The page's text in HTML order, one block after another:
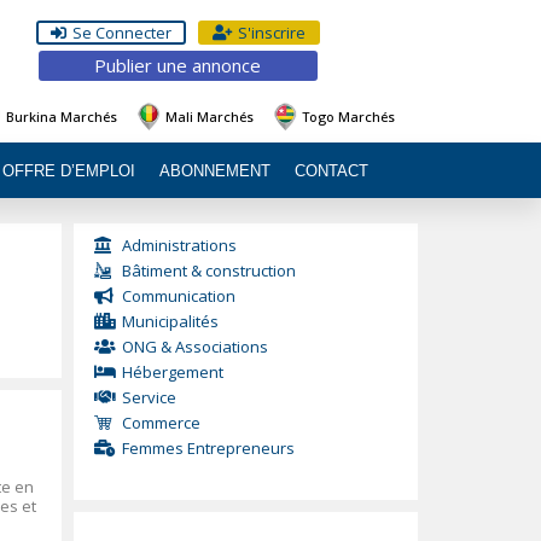
Se Connecter S'inscrire
Publier une annonce
Burkina Marchés Mali Marchés Togo Marchés
OFFRE D’EMPLOI ABONNEMENT CONTACT
en
et
Administrations
Bâtiment & construction
Communication
Municipalités
ONG & Associations
Hébergement
Service
Commerce
Femmes Entrepreneurs